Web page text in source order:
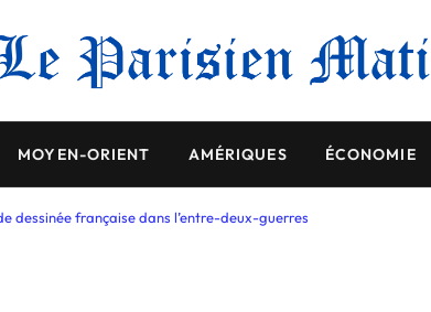
MOYEN-ORIENT AMÉRIQUES ÉCONOMIE
dessinée française dans l’entre-deux-guerres